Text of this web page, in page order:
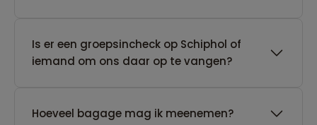
Is er een groepsincheck op Schiphol of
iemand om ons daar op te vangen?
Hoeveel bagage mag ik meenemen?